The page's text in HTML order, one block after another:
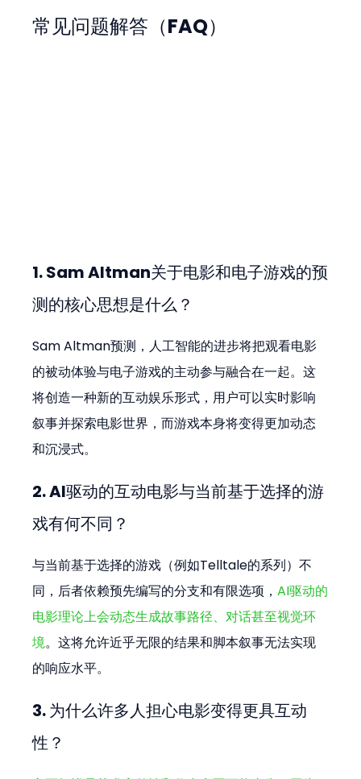
常见问题解答（FAQ）
1. Sam Altman关于电影和电子游戏的预
测的核心思想是什么？
Sam Altman预测，人工智能的进步将把观看电影
的被动体验与电子游戏的主动参与融合在一起。这
将创造一种新的互动娱乐形式，用户可以实时影响
叙事并探索电影世界，而游戏本身将变得更加动态
和沉浸式。
2. AI驱动的互动电影与当前基于选择的游
戏有何不同？
与当前基于选择的游戏（例如Telltale的系列）不
同，后者依赖预先编写的分支和有限选项，AI驱动的
电影理论上会动态生成故事路径、对话甚至视觉环
境。这将允许近乎无限的结果和脚本叙事无法实现
的响应水平。
3. 为什么许多人担心电影变得更具互动
性？